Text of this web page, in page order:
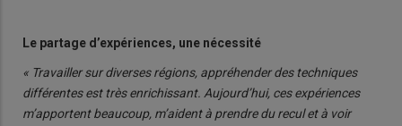
Le partage d’expériences, une nécessité
« Travailler sur diverses régions, appréhender des techniques
différentes est très enrichissant. Aujourd’hui, ces expériences
m’apportent beaucoup, m’aident à prendre du recul et à voir